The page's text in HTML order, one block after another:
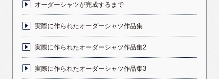
オーダーシャツが完成するまで
実際に作られたオーダーシャツ作品集
実際に作られたオーダーシャツ作品集2
実際に作られたオーダーシャツ作品集3